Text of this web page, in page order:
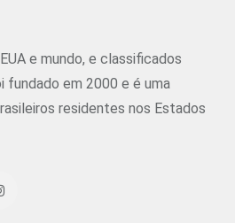
e mundo, e classificados
fundado em 2000 e é uma
residentes nos Estados